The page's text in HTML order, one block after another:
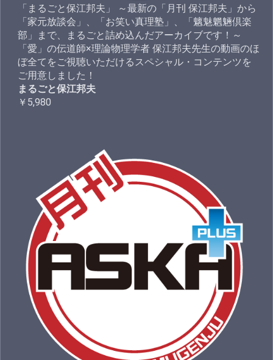
「まるごと保江邦夫」 ～最新の「月刊 保江邦夫」から
「家元放談会」、「お笑い真理塾」、「魑魅魍魎倶楽
部」まで、まるごと詰め込んだアーカイブです！～
「愛」の伝道師×理論物理学者 保江邦夫先生の動画のほ
ぼ全てをご視聴いただけるスペシャル・コンテンツを
ご用意しました！
まるごと保江邦夫
￥5,980